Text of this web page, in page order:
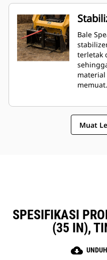
Bale
terletak
memuat.
Muat
SPESIFIKASI
(35 IN),
cloud_download UNDUH